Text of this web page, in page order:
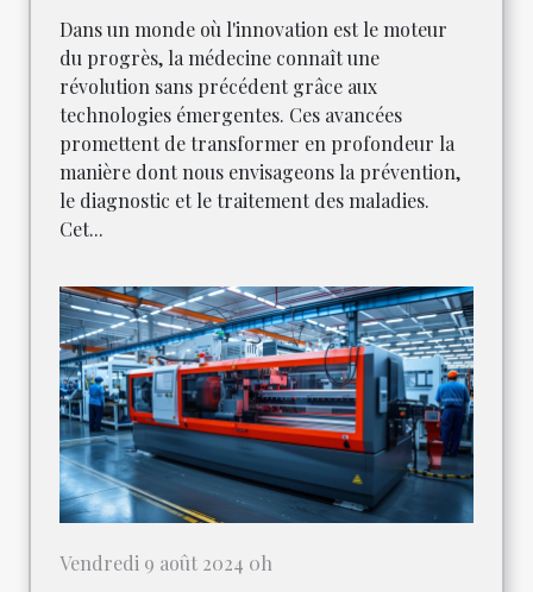
Dans un monde où l'innovation est le moteur
du progrès, la médecine connaît une
révolution sans précédent grâce aux
technologies émergentes. Ces avancées
promettent de transformer en profondeur la
manière dont nous envisageons la prévention,
le diagnostic et le traitement des maladies.
Cet...
Vendredi 9 août 2024 0h